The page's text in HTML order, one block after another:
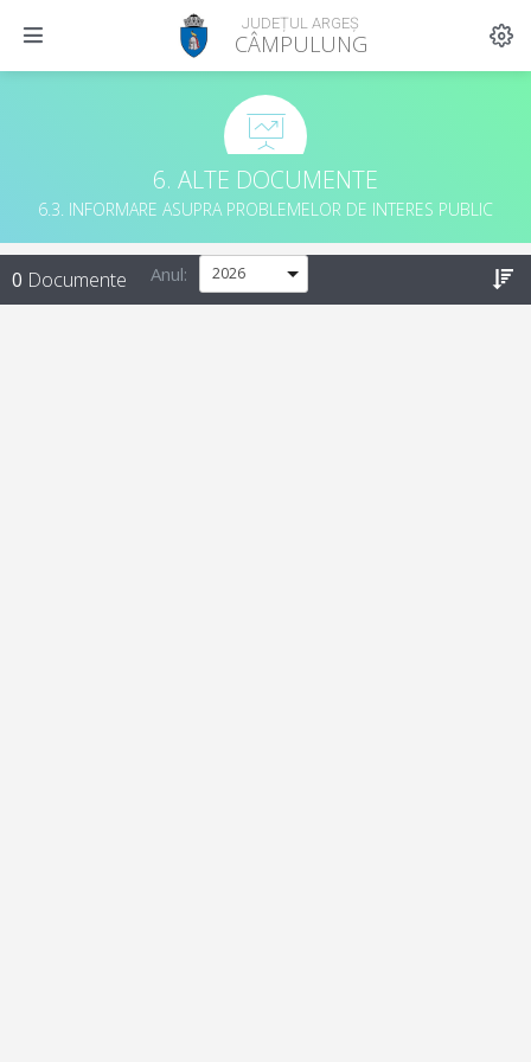
JUDEȚUL ARGEȘ
CÂMPULUNG
6. ALTE DOCUMENTE
6.3. INFORMARE ASUPRA PROBLEMELOR DE INTERES PUBLIC
0 Documente Anul: